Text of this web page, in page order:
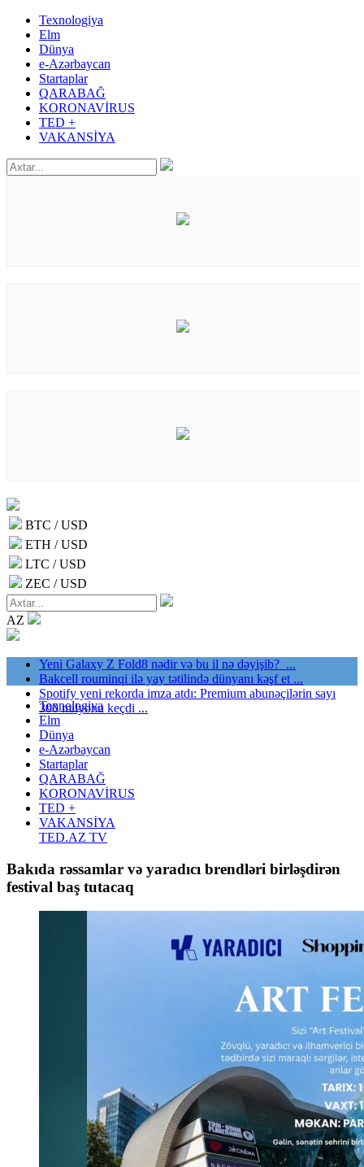
Texnologiya
Elm
Dünya
e-Azərbaycan
Startaplar
QARABAĞ
KORONAVİRUS
TED +
VAKANSİYA
BTC / USD
ETH / USD
LTC / USD
ZEC / USD
AZ
Yeni Galaxy Z Fold8 nədir və bu il nə dəyişib? ...
Bakcell rouminqi ilə yay tətilində dünyanı kəşf et ...
Spotify yeni rekorda imza atdı: Premium abunəçilərin sayı
300 milyonu keçdi ...
Texnologiya
Elm
Dünya
e-Azərbaycan
Startaplar
QARABAĞ
KORONAVİRUS
TED +
VAKANSİYA
TED.AZ TV
Bakıda rəssamlar və yaradıcı brendləri birləşdirən
festival baş tutacaq